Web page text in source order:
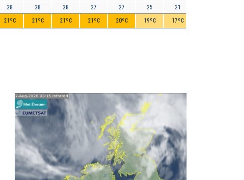
28
21ºC
28
21ºC
28
21ºC
27
21ºC
27
20ºC
25
19ºC
21
17ºC